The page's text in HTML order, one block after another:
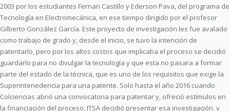
2003 por los estudiantes Fernan Castillo y Ederson Pava, del programa de
Tecnología en Electromecánica, en ese tiempo dirigido por el profesor
Gilberto González García. Este proyecto de investigación les fue avalado
como trabajo de grado y, desde el inicio, se tuvo la intención de
patentarlo, pero por los altos costos que implicaba el proceso se decidió
guardarlo para no divulgar la tecnología y que esta no pasara a formar
parte del estado de la técnica, que es uno de los requisitos que exige la
Superintenedencia para una patente. Solo hasta el año 2016 cuando
Colciencias abrió una convocatoria para patentar y, ofreció estímulos en
la financiación del proceso, ITSA decidió presentar esa investigación, y